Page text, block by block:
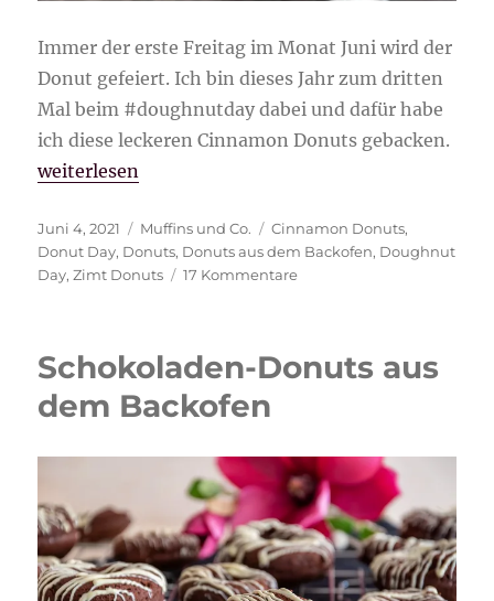
Immer der erste Freitag im Monat Juni wird der
Donut gefeiert. Ich bin dieses Jahr zum dritten
Mal beim #doughnutday dabei und dafür habe
ich diese leckeren Cinnamon Donuts gebacken.
„Cinnamon Donuts“
weiterlesen
Veröffentlicht
am
Juni 4, 2021 Kategorien
Muffins und Co. Schlagwörter
Cinnamon Donuts,
Donut Day, Donuts, Donuts aus dem Backofen, Doughnut
Day,Zimt Donuts 17 Kommentarezu
Schokoladen-Donuts aus
dem Backofen